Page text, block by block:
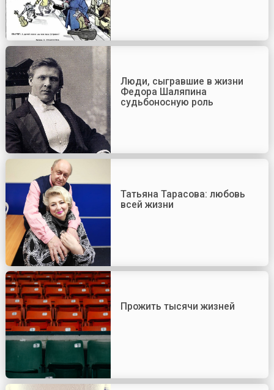
Люди, сыгравшие в жизни
Федора Шаляпина
судьбоносную роль
Татьяна Тарасова: любовь
всей жизни
Прожить тысячи жизней